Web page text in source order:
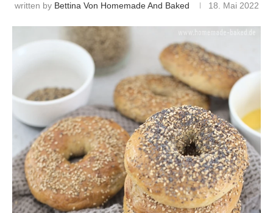
written by Bettina Von Homemade And Baked 18. Mai 2022